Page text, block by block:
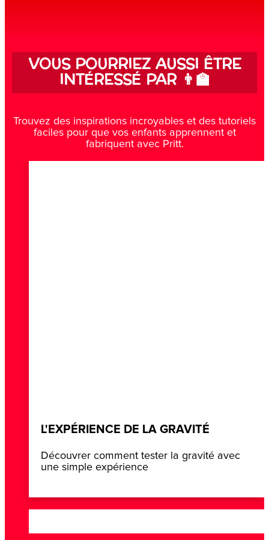
VOUS POURRIEZ AUSSI ÊTRE
INTÉRESSÉ PAR 👨‍🏫
Trouvez des inspirations incroyables et des tutoriels
faciles pour que vos enfants apprennent et
fabriquent avec Pritt.
L'EXPÉRIENCE DE LA GRAVITÉ
Découvrer comment tester la gravité avec
une simple expérience